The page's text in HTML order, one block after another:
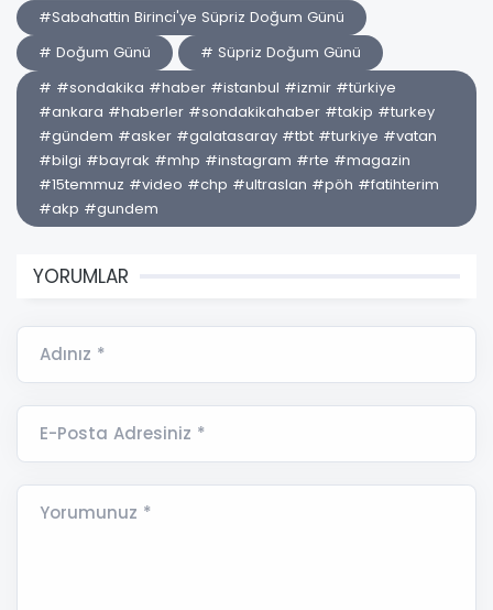
#Sabahattin Birinci'ye Süpriz Doğum Günü
# Doğum Günü
# Süpriz Doğum Günü
# #sondakika #haber #istanbul #izmir #türkiye
#ankara #haberler #sondakikahaber #takip #turkey
#gündem #asker #galatasaray #tbt #turkiye #vatan
#bilgi #bayrak #mhp #instagram #rte #magazin
#15temmuz #video #chp #ultraslan #pöh #fatihterim
#akp #gundem
YORUMLAR
Adınız *
E-Posta Adresiniz *
Yorumunuz *